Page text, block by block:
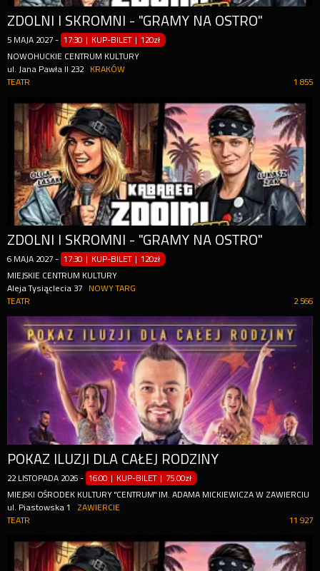
ZDOLNI I SKROMNI - "GRAMY NA OSTRO"
5 MAJA 2027 - 17:30 | KUP-BILET |120zł
NOWOHUCKIE CENTRUM KULTURY
ul. Jana Pawła II 232
KRAKÓW
1 855
TEATR
ZDOLNI I SKROMNI - "GRAMY NA OSTRO"
6 MAJA 2027 - 17:30 | KUP-BILET |120zł
MIEJSKIE CENTRUM KULTURY
Aleja Tysiąclecia 37
NOWY TARG
2 566
TEATR
POKAZ ILUZJI DLA CAŁEJ RODZINY
22 LISTOPADA 2026 - 16:00 | KUP-BILET | 75.00zł
MIEJSKI OŚRODEK KULTURY "CENTRUM" IM. ADAMA MICKIEWICZA W ZAWIERCIU
ul. Piastowska 1
ZAWIERCIE
11 927
TEATR